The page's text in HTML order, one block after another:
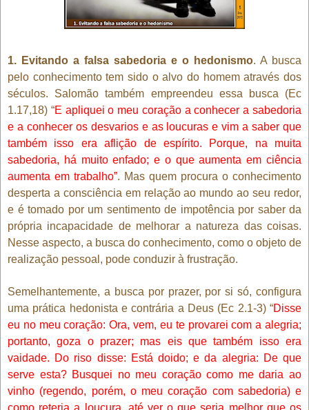
1. Evitando a falsa sabedoria e o hedonismo. A busca
pelo conhecimento tem sido o alvo do homem através dos
séculos. Salomão também empreendeu essa busca (Ec
1.17,18) “E apliquei o meu coração a conhecer a sabedoria
e a conhecer os desvarios e as loucuras e vim a saber que
também isso era aflição de espírito. Porque, na muita
sabedoria, há muito enfado; e o que aumenta em ciência
aumenta em trabalho”. Mas quem procura o conhecimento
desperta a consciência em relação ao mundo ao seu redor,
e é tomado por um sentimento de impotência por saber da
própria incapacidade de melhorar a natureza das coisas.
Nesse aspecto, a busca do conhecimento, como o objeto de
realização pessoal, pode conduzir à frustração.
Semelhantemente, a busca por prazer, por si só, configura
uma prática hedonista e contrária a Deus (Ec 2.1-3) “Disse
eu no meu coração: Ora, vem, eu te provarei com a alegria;
portanto, goza o prazer; mas eis que também isso era
vaidade. Do riso disse: Está doido; e da alegria: De que
serve esta? Busquei no meu coração como me daria ao
vinho (regendo, porém, o meu coração com sabedoria) e
como reteria a loucura, até ver o que seria melhor que os